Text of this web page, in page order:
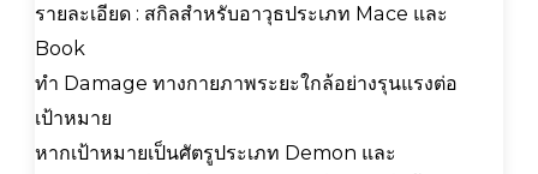
รายละเอียด : สกิลสำหรับอาวุธประเภท Mace และ
Book
ทำ Damage ทางกายภาพระยะใกล้อย่างรุนแรงต่อ
เป้าหมาย
หากเป้าหมายเป็นศัตรูประเภท Demon และ